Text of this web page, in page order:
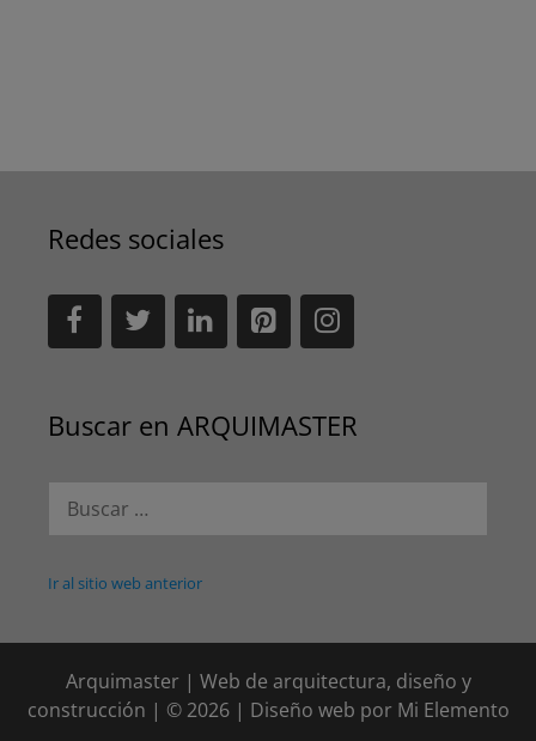
Redes sociales
Buscar en ARQUIMASTER
Ir al sitio web anterior
Arquimaster | Web de arquitectura, diseño y
construcción | © 2026 | Diseño web por Mi Elemento